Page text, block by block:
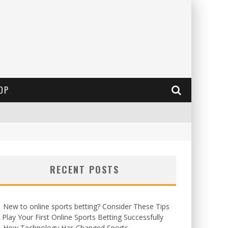
RECENT POSTS
New to online sports betting? Consider These Tips
Your First Online Sports Betting Successfully